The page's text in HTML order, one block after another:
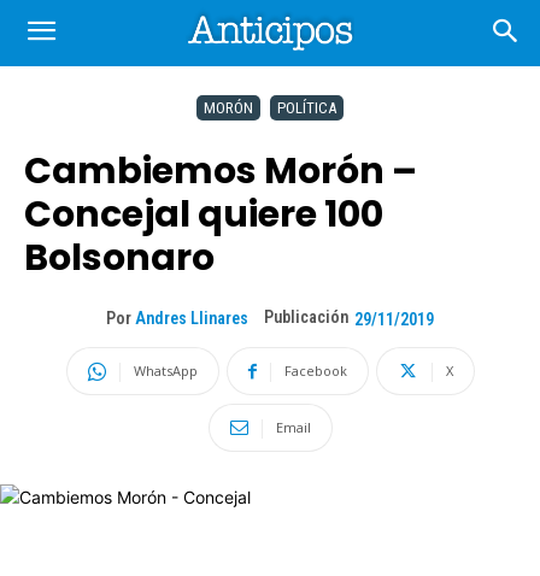
MORÓN POLÍTICA
Cambiemos Morón –
Concejal quiere 100
Bolsonaro
Por Andres Llinares Publicación 29/11/2019
WhatsApp Facebook X
Email